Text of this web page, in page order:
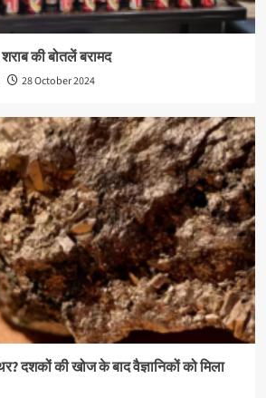
शराब की बोतलें बरामद
28 October 2024
दशकों की खोज के बाद वैज्ञानिकों को मिला